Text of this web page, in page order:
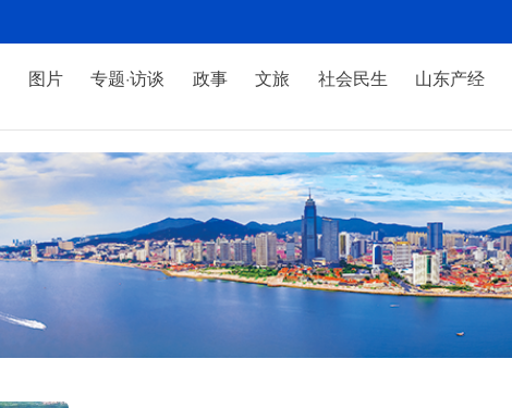
图片 专题·访谈 政事 文旅 社会民生 山东产经